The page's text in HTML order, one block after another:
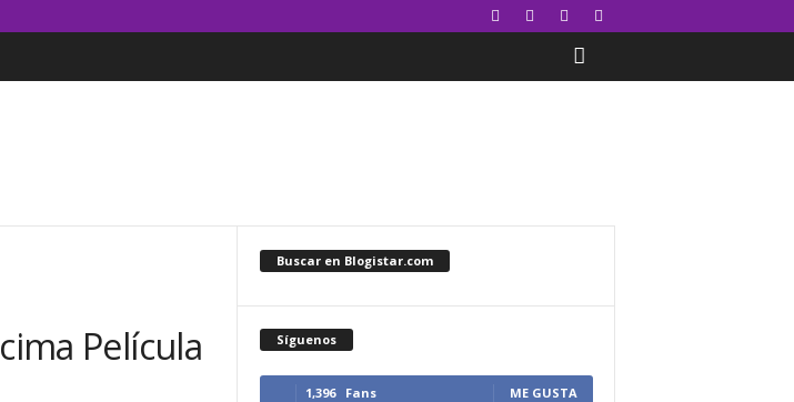
Película
Buscar en Blogistar.com
Síguenos
1,396 Fans ME GUSTA